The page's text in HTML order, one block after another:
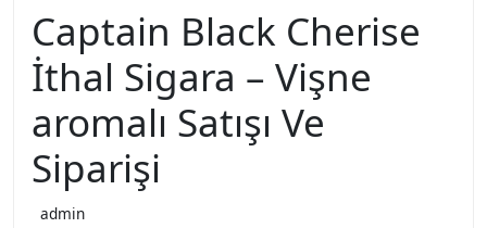
Captain Black Cherise
İthal Sigara – Vişne
aromalı Satışı Ve
Siparişi
admin